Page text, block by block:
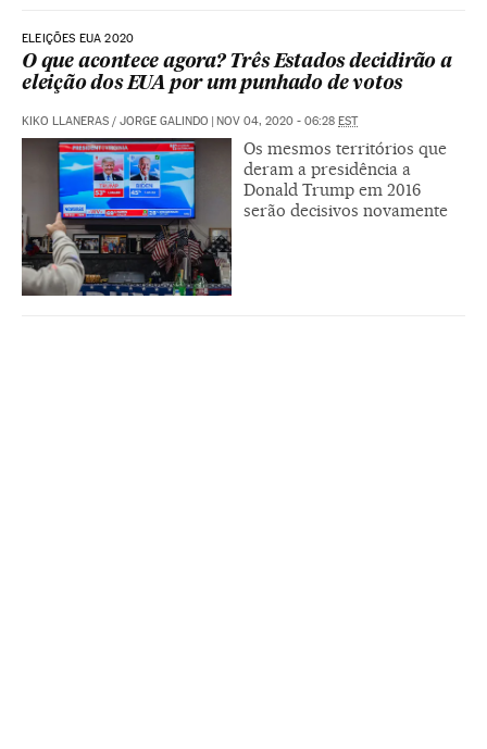
ELEIÇÕES EUA 2020
O que acontece agora? Três Estados decidirão a
eleição dos EUA por um punhado de votos
KIKO LLANERAS / JORGE GALINDO | NOV 04, 2020 - 06:28 EST
Os mesmos territórios que
deram a presidência a
Donald Trump em 2016
serão decisivos novamente